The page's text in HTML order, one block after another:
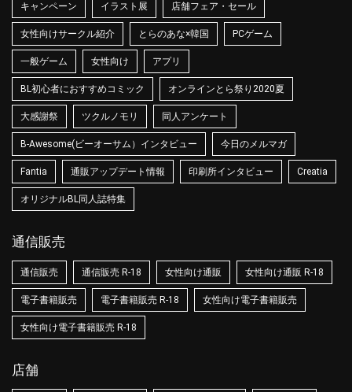
キャンペーン イラスト展 店舗フェア・セール
女性向けサークル紹介 とらのあな×韓国 PCゲーム
一般ゲーム 女性向け アプリ
BL初心者におすすめコミック オンラインとら祭り2020夏
大感謝祭 ツクルノモリ 同人アンケート
B-Awesome(ビーオーサム）インタビュー 今日のメルマガ
Fantia 通販アップデート情報 印刷所インタビュー Creatia
オリジナルBL同人誌特集
通信販売
通信販売 通信販売 R-18 女性向け通販 女性向け通販 R-18
電子書籍販売 電子書籍販売 R-18 女性向け電子書籍販売
女性向け電子書籍販売 R-18
店舗